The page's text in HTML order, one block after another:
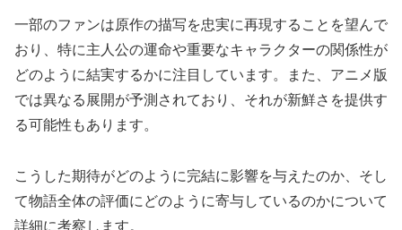
一部のファンは原作の描写を忠実に再現することを望んで
おり、特に主人公の運命や重要なキャラクターの関係性が
どのように結実するかに注目しています。また、アニメ版
では異なる展開が予測されており、それが新鮮さを提供す
る可能性もあります。
こうした期待がどのように完結に影響を与えたのか、そし
て物語全体の評価にどのように寄与しているのかについて
詳細に考察します。